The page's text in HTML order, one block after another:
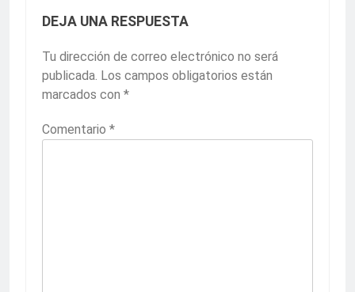
DEJA UNA RESPUESTA
Tu dirección de correo electrónico no será
publicada. Los campos obligatorios están
marcados con *
Comentario *